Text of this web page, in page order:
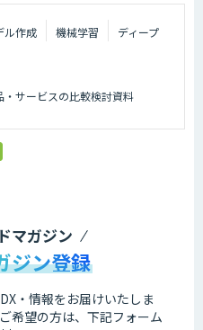
ル作成 機械学習
ディープ
・サービスの比較検討資料
マガジン
ジン登録
・情報をお届けいたしま
希望の方は、下記フォーム